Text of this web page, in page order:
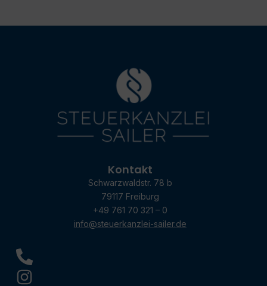
Kontakt
Schwarzwaldstr. 78 b
79117 Freiburg
+49 761 70 321 – 0
info@steuerkanzlei-sailer.de